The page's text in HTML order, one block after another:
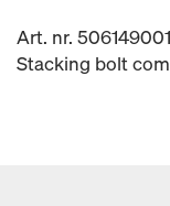
Art. nr. 506149001
Stacking bolt